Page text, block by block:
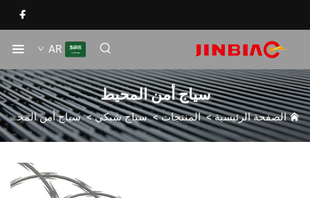
AR
سياج أمن المحيط
الصفحة الرئيسية>المنتجات>سياج شبكي>سياج أمن المحيط